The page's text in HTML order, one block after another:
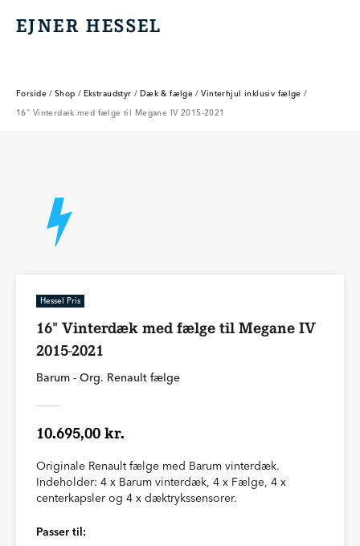
EJNER HESSEL
EJNER HESSEL
Forside / Shop / Ekstraudstyr / Dæk & fælge / Vinterhjul inklusiv fælge /
16" Vinterdæk med fælge til Megane IV 2015-2021
Hessel Pris
16" Vinterdæk med fælge til Megane IV
2015-2021
Barum - Org. Renault fælge
10.695,00 kr.
Originale Renault fælge med Barum vinterdæk.
Indeholder: 4 x Barum vinterdæk, 4 x Fælge, 4 x
centerkapsler og 4 x dæktrykssensorer.
Passer til: